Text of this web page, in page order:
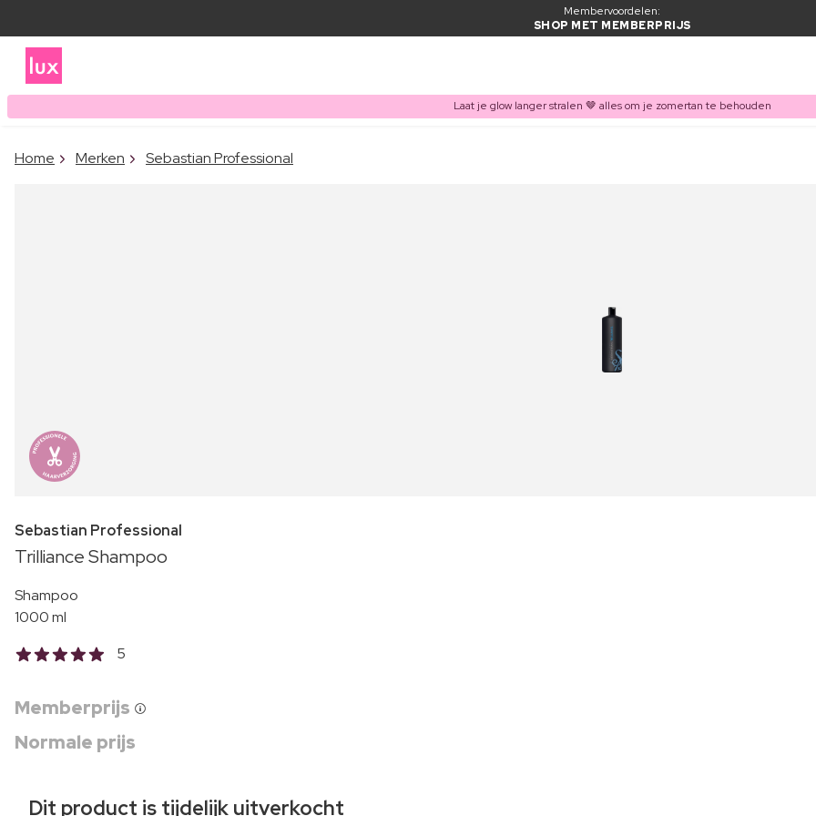
Membervoordelen:
SHOP MET MEMBERPRIJS
Laat je glow langer stralen 🤎 alles om je zomertan te behouden
Home Merken Sebastian Professional
Sebastian Professional
Trilliance Shampoo
Shampoo
1000 ml
5
Memberprijs
Normale prijs
Dit product is tijdelijk uitverkocht